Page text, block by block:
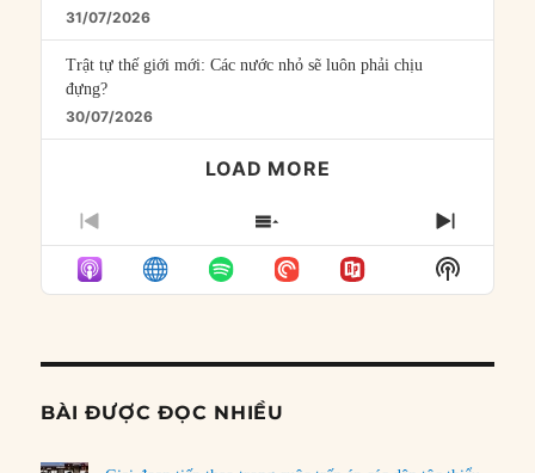
31/07/2026
Trật tự thế giới mới: Các nước nhỏ sẽ luôn phải chịu
đựng?
30/07/2026
LOAD MORE
PREVIOUS
EPISODE
SHOW
EPISODES
LIST
NEXT
Show
Podcast
BÀI ĐƯỢC ĐỌC NHIỀU